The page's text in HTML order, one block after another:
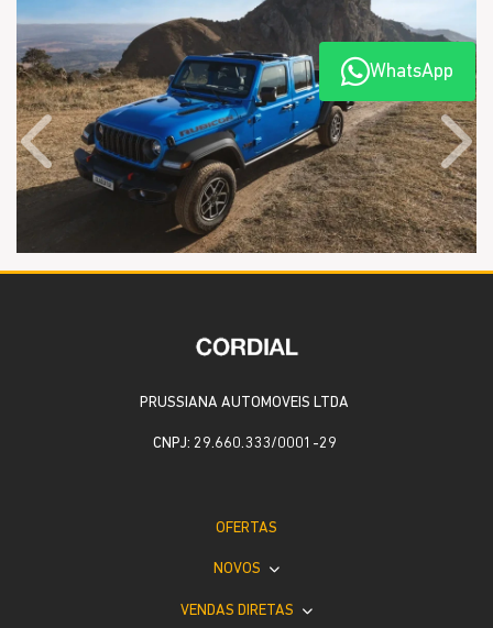
Anterior
WhatsApp
PRUSSIANA AUTOMOVEIS LTDA
CNPJ: 29.660.333/0001-29
OFERTAS
NOVOS
VENDAS DIRETAS